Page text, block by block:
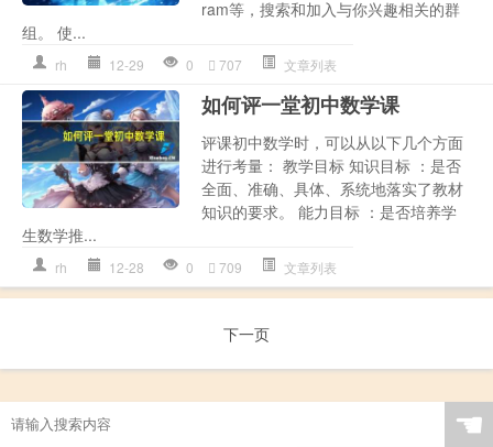
ram等，搜索和加入与你兴趣相关的群
组。 使...
rh 12-29 0 707 文章列表
如何评一堂初中数学课
评课初中数学时，可以从以下几个方面
进行考量： 教学目标 知识目标 ：是否
全面、准确、具体、系统地落实了教材
知识的要求。 能力目标 ：是否培养学
生数学推...
rh 12-28 0 709 文章列表
下一页
☚